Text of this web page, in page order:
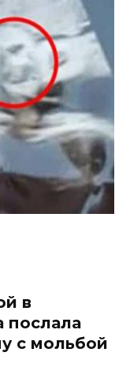
в
послала
с мольбой